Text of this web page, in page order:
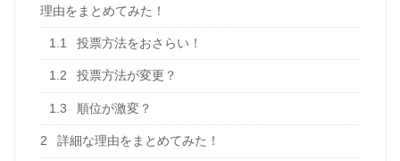
理由をまとめてみた！
1.1 投票方法をおさらい！
1.2 投票方法が変更？
1.3 順位が激変？
2 詳細な理由をまとめてみた！